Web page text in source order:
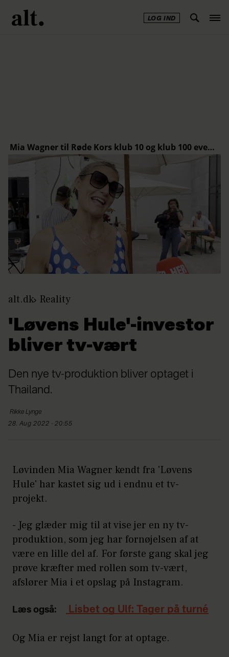
LOG IND
alt.dk Reality
'Løvens Hule'-investor
bliver tv-vært
Den nye tv-produktion bliver optaget i
Thailand.
Rikke Lynge
28. Aug 2022 - 20:55
Løvinden Mia Wagner kendt fra 'Løvens
Hule' har kastet sig ud i endnu et tv-
projekt.
- Jeg glæder mig til at vise jer en ny tv-
produktion, som jeg har fornøjelsen af at
være en lille del af. For første gang skal jeg
prøve kræfter med rollen som tv-vært,
afslører Mia i et opslag på Instagram.
Læs også: Lisbet og Ulf: Tager på turné
Og Mia er rejst langt for at optage.